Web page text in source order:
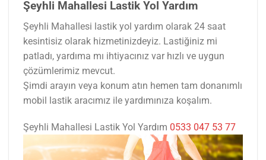
Şeyhli Mahallesi Lastik Yol Yardım
Şeyhli Mahallesi lastik yol yardım olarak 24 saat
kesintisiz olarak hizmetinizdeyiz. Lastiğiniz mi
patladı, yardıma mı ihtiyacınız var hızlı ve uygun
çözümlerimiz mevcut.
Şimdi arayın veya konum atın hemen tam donanımlı
mobil lastik aracımız ile yardımınıza koşalım.
Şeyhli Mahallesi Lastik Yol Yardım 0533 047 53 77